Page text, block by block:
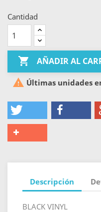
Cantidad
 AÑADIR AL
 Últimas unidades
Descripción
BLACK VINYL